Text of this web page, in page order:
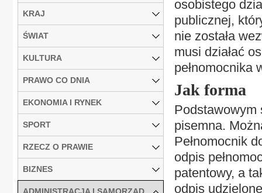
osobistego
publicznej,
nie została
musi działać
pełnomocnika
Jak forma
Podstawowym
pisemna.
Pełnomocnik
odpis
patentowy, a
odpis
KRAJ
ŚWIAT
KULTURA
PRAWO CO DNIA
EKONOMIA I RYNEK
SPORT
RZECZ O PRAWIE
BIZNES
ADMINISTRACJA I SAMORZĄD